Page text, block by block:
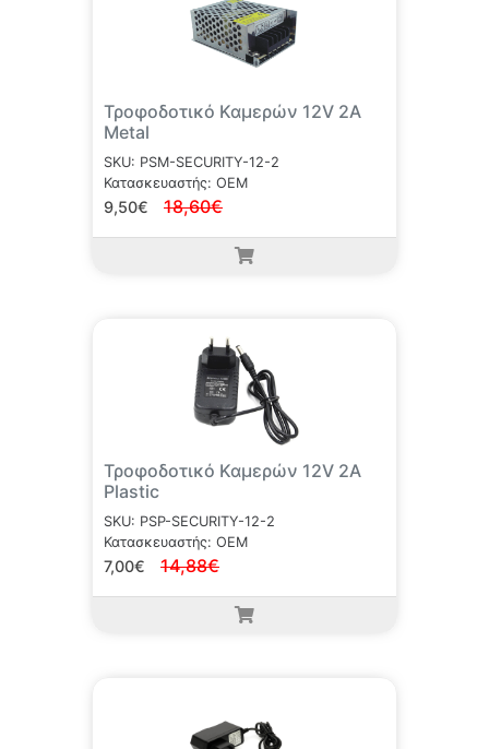
Τροφοδοτικό Καμερών 12V 2A
Metal
SKU: PSM-SECURITY-12-2
Κατασκευαστής: OEM
9,50€ 18,60€
Τροφοδοτικό Καμερών 12V 2A
Plastic
SKU: PSP-SECURITY-12-2
Κατασκευαστής: OEM
7,00€ 14,88€